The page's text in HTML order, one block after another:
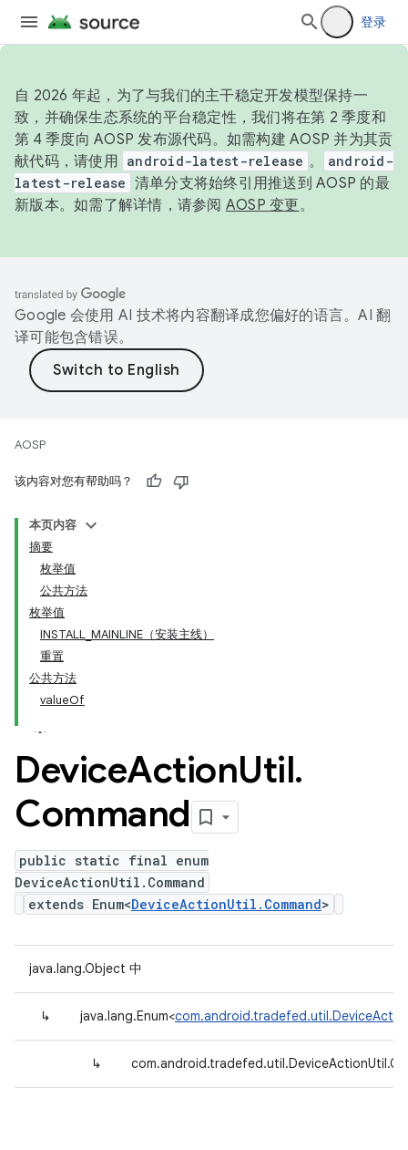
登录
自 2026 年起，为了与我们的主干稳定开发模型保持一
致，并确保生态系统的平台稳定性，我们将在第 2 季度和
第 4 季度向 AOSP 发布源代码。如需构建 AOSP 并为其贡
献代码，请使用 android-latest-release 。
android-
latest-release 清单分支将始终引用推送到 AOSP 的最
新版本。如需了解详情，请参阅 AOSP 变更。
Google 会使用 AI 技术将内容翻译成您偏好的语言。AI 翻
译可能包含错误。
AOSP
该内容对您有帮助吗？
本页内容
摘要
枚举值
公共方法
枚举值
INSTALL_MAINLINE（安装主线）
重置
公共方法
valueOf
DeviceActionUtil.
Command
public static final enum
DeviceActionUtil.Command
extends Enum<DeviceActionUtil.Command>
java.lang.Object 中
↳ java.lang.Enum<
↳